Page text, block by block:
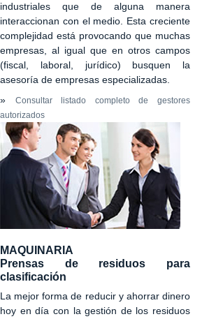
industriales que de alguna manera
interaccionan con el medio. Esta creciente
complejidad está provocando que muchas
empresas, al igual que en otros campos
(fiscal, laboral, jurídico) busquen la
asesoría de empresas especializadas.
» Consultar listado completo de gestores
autorizados
MAQUINARIA
Prensas de residuos para
clasificación
La mejor forma de reducir y ahorrar dinero
hoy en día con la gestión de los residuos